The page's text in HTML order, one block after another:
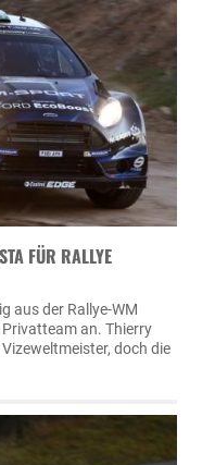
FÜR RALLYE
aus der Rallye-WM
an. Thierry
doch die